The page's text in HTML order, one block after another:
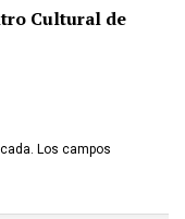
Cultural de
Los campos